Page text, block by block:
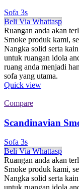
Sofa 3s
Beli Via Whattasp
Ruangan anda akan
Smoke produk kami,
Nangka solid serta
untuk ruangan idola
ruang anda menjadi
sofa yang utama.
Quick view
Compare
Scandinavian
Sofa 3s
Beli Via Whattasp
Ruangan anda akan
Smoke produk kami,
Nangka solid serta